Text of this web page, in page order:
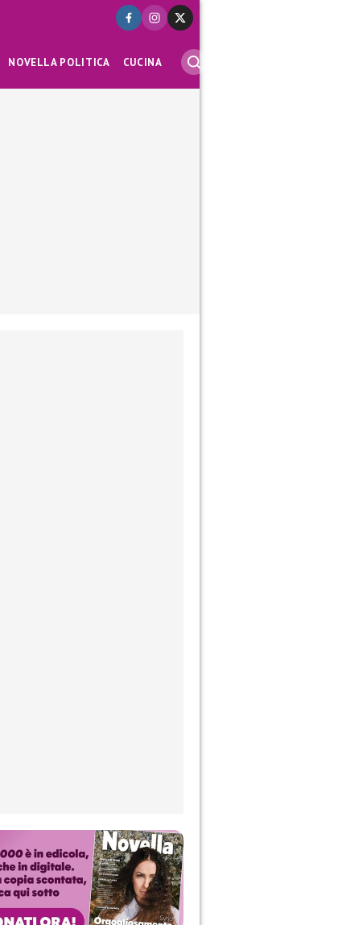
NOVELLA POLITICA CUCINA